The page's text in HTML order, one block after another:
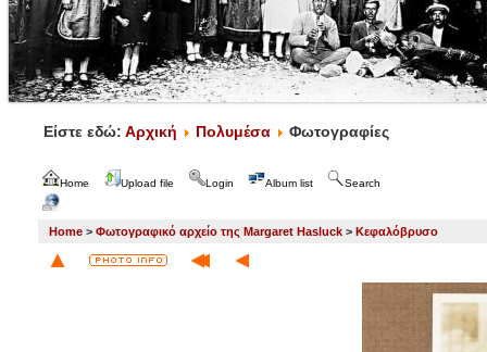
Είστε εδώ: Αρχική Πολυμέσα Φωτογραφίες
Home Upload file Login Album list Search
Home > Φωτογραφικό αρχείο της Margaret Hasluck > Κεφαλόβρυσο